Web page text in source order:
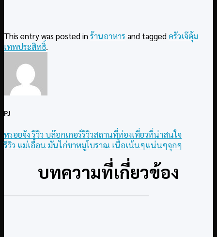
This entry was posted inร้านอาหาร and taggedครัวเจ๊ตุ้ม
เทพประสิทธิ์.
PJ
หรอยจัง รีวิว บล๊อกเกอร์รีวิวสถานที่ท่องเที่ยวที่น่าสนใจ
รีวิว แม่เอื๋อน มันไก่ขาหมูโบราณ เนื้อเน้นๆแน่นๆจุกๆ
บทความที่เกี่ยวข้อง